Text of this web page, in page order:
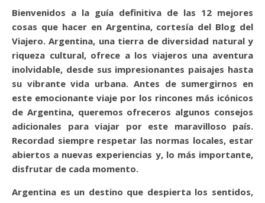
Bienvenidos a la guía definitiva de las 12 mejores
cosas que hacer en Argentina, cortesía del Blog del
Viajero. Argentina, una tierra de diversidad natural y
riqueza cultural, ofrece a los viajeros una aventura
inolvidable, desde sus impresionantes paisajes hasta
su vibrante vida urbana. Antes de sumergirnos en
este emocionante viaje por los rincones más icónicos
de Argentina, queremos ofreceros algunos consejos
adicionales para viajar por este maravilloso país.
Recordad siempre respetar las normas locales, estar
abiertos a nuevas experiencias y, lo más importante,
disfrutar de cada momento.
Argentina es un destino que despierta los sentidos,